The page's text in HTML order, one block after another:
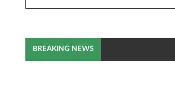
BREAKING NEWS